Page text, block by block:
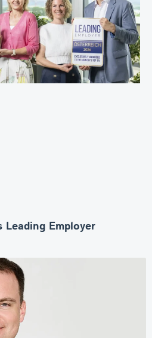
Leading Employer